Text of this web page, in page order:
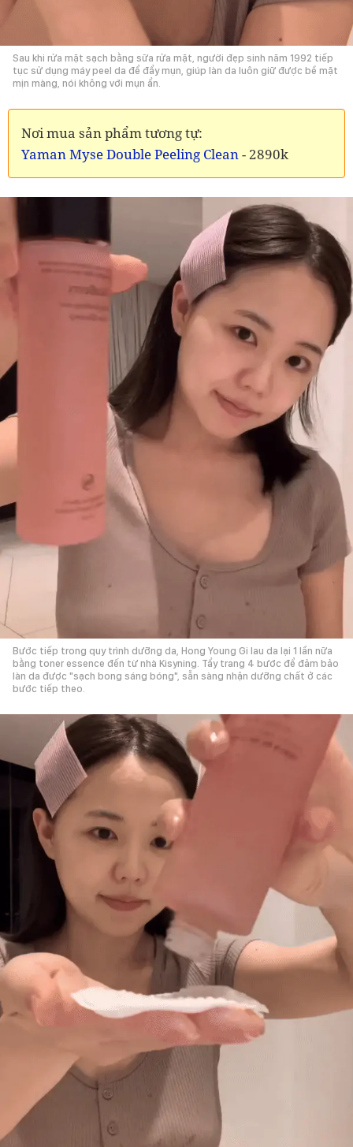
Sau khi rửa mặt sạch bằng sữa rửa mặt, người đẹp sinh năm 1992 tiếp
tục sử dụng máy peel da để đẩy mụn, giúp làn da luôn giữ được bề mặt
mịn màng, nói không với mụn ẩn.
Nơi mua sản phẩm tương tự:
Yaman Myse Double Peeling Clean- 2890k
Bước tiếp trong quy trình dưỡng da, Hong Young Gi lau da lại 1 lần nữa
bằng toner essence đến từ nhà Kisyning. Tẩy trang 4 bước để đảm bảo
làn da được "sạch bong sáng bóng", sẵn sàng nhận dưỡng chất ở các
bước tiếp theo.